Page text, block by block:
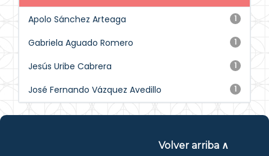
1
Apolo Sánchez Arteaga
1
Gabriela Aguado Romero
1
Jesús Uribe Cabrera
1
José Fernando Vázquez Avedillo
Volver arriba ∧